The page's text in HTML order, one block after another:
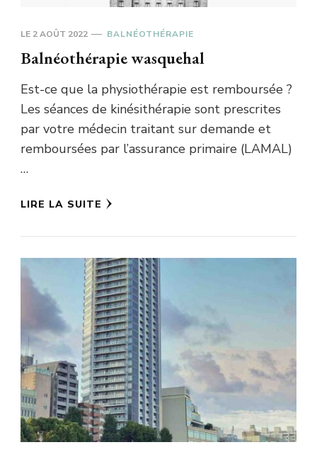
LE 2 AOÛT 2022 BALNÉOTHÉRAPIE
Balnéothérapie wasquehal
Est-ce que la physiothérapie est remboursée ?
Les séances de kinésithérapie sont prescrites
par votre médecin traitant sur demande et
remboursées par l’assurance primaire (LAMAL)
…
LIRE LA SUITE